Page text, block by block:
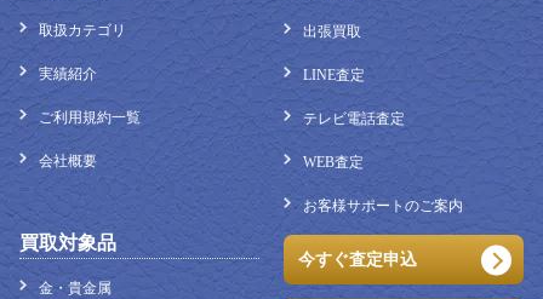
取扱カテゴリ
実績紹介
ご利用規約一覧
会社概要
買取対象品
金・貴金属
出張買取
LINE査定
テレビ電話査定
WEB査定
お客様サポートのご案内
今すぐ査定申込